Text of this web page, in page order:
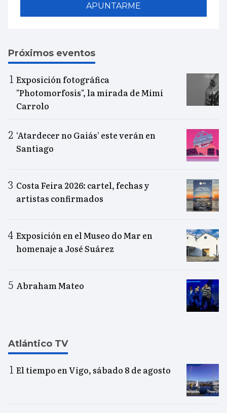
APUNTARME
Próximos eventos
Exposición fotográfica
"Photomorfosis", la mirada de Mimi
Carrolo
‘Atardecer no Gaiás’ este verán en
Santiago
Costa Feira 2026: cartel, fechas y
artistas confirmados
Exposición en el Museo do Mar en
homenaje a José Suárez
Abraham Mateo
Atlántico TV
El tiempo en Vigo, sábado 8 de agosto